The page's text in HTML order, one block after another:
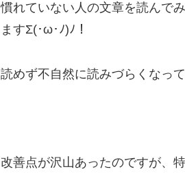
れていない人の文章を読んで
すΣ(･ω･ﾉ)ﾉ！
めず不自然に読みづらくなっ
善点が沢山あったのですが、